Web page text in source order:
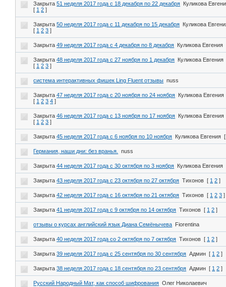
Закрыта51 неделя 2017 года с 18 декабря по 22 декабря
Куликова
[ 1 2 ]
Закрыта50 неделя 2017 года с 11 декабря по 15 декабря
Куликова
[ 1 2 3 ]
Закрыта49 неделя 2017 года с 4 декабря по 8 декабря Куликова Евгения
Закрыта48 неделя 2017 года с 27 ноября по 1 декабря
Куликова Евгения
[ 1 2 3 ]
система интерактивных фишек Ling Fluent отзывы nuss
Закрыта47 неделя 2017 года с 20 ноября по 24 ноября
Куликова Евгения
[ 1 2 3 4 ]
Закрыта46 неделя 2017 года с 13 ноября по 17 ноября
Куликова Евгения
[ 1 2 3 ]
Закрыта45 неделя 2017 года с 6 ноября по 10 ноября Куликова Евгения [
Германия, наши дни: без вранья. nuss
Закрыта44 неделя 2017 года с 30 октября по 3 ноября Куликова Евгения
Закрыта43 неделя 2017 года с 23 октября по 27 октября Тихонов [ 1 2 ]
Закрыта42 неделя 2017 года с 16 октября по 21 октября Тихонов [ 1 2 3 ]
Закрыта41 неделя 2017 года с 9 октября по 14 октября Тихонов [ 1 2 ]
отзывы о курсах английский язык Диана Семёнычева Fiorentina
Закрыта40 неделя 2017 года со 2 октября по 7 октября Тихонов [ 1 2 ]
Закрыта39 неделя 2017 года с 25 сентября по 30 сентября Админ [ 1 2 ]
Закрыта38 неделя 2017 года с 18 сентября по 23 сентября Админ [ 1 2 ]
Русский Народный Мат, как способ шифрования Олег Николаевич